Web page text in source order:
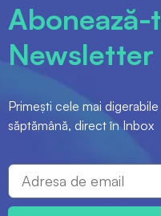
Abonează-
Newsletter
Primești cele mai
săptămână, direct în Inbox